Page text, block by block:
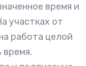
время и
участках от
работа целой
время.